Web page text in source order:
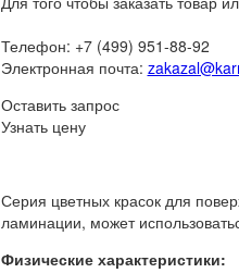
Телефон: +7 (499) 951-88-92
Электронная почта:
Оставить запрос
Узнать цену
Серия цветных красок для
ламинации, может
Физические характеристики: